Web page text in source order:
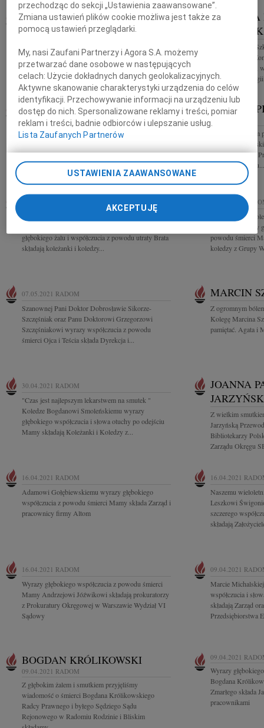
MARIA MĄCZKA 28.05.2021RADOM
Ze smutkiem zawiadamiamy, że w dniu 24 maja 2021
Politechniki Radomskiej, wykładowca języka
angielskiego. Pogrążona w żalu siostra...
SZKUTNIK
Elżbieta Helena
Była kochającą
niespodziewanie,
oddziale
DANIELA BEDNARCZYK
21.05.2021RADOM
Z ogromnym smutkiem i żalem przyjąłem wiadomość
kierownika Wydziału w Radomiu Mazowieckiego
Samorządowego Centrum...
BOŻENA
Z głębokim
Bożeny
Bliskim składają
Pracownicy Sądu...
głębokiego żalu i współczucia z powodu utraty Brata
składają koleżanki i koledzy...
Naszej drogiej
składamy
powodu śmierci
koledzy z Grupy
07.05.2021 RADOM
Szanownej Pani Doktor Dobrosławie Sikorze-
Szczęśniak oraz Panu Doktorowi Grzegorzowi
Szczęśniakowi wyrazy współczucia z powodu
śmierci Ojca i Teścia składa Dyrekcja i...
MARCIN
Z ogromnym
Kolegę Marcina
pamiętać. Agata i
30.04.2021 RADOM
"Czas jest najlepszym lekarstwem na smutek "
Koledze Bogdanowi Smoleńskiemu wyrazy
głębokiego współczucia i słowa otuchy po odejściu
Mamy składają Koleżanki i Koledzy z...
JOANNA
Z wielkim
Jarzyńską
Bibliotekarzy
Zarządu Okręgu
16.04.2021 RADOM
Adamowi Gołębiewskiemu wyrazy głębokiego
współczucia z powodu śmierci Mamy składa Zarząd i
pracownicy firmy Altom
16.04.2021
Naszemu
Leszkowi
szczerego
składają
16.04.2021 RADOM
Wyrazy głębokiego współczucia z powodu śmierci
Mamy Andrzejowi Jóźwikowi składają prokuratorzy
z Prokuratury Okręgowej w Warszawie Wydział VI
Sądowy
09.04.2021
Marcie
współczucia i
składają Zarząd
Przedsiębiorstwa
BOGDAN KRÓLIKOWSKI
09.04.2021 RADOM
Z głębokim żalem i smutkiem przyjęliśmy
wiadomość o śmierci Bogdana Królikowskiego
Radcy Prawnego i byłego Sędziego Sądu
Rejonowego w Radomiu Rodzinie i Bliskim
09.04.2021
Wyrazy
Bogdana
Zmarłego składa
pracownikami
przechodząc do sekcji „Ustawienia zaawansowane”.
Zmiana ustawień plików cookie możliwa jest także za
pomocą ustawień przeglądarki.
My, nasi Zaufani Partnerzy i Agora S.A. możemy
przetwarzać dane osobowe w następujących
celach:Użycie dokładnych danych geolokalizacyjnych.
Aktywne skanowanie charakterystyki urządzenia do celów
identyfikacji. Przechowywanie informacji na urządzeniu lub
dostęp do nich. Spersonalizowane reklamy i treści, pomiar
reklam i treści, badnie odbiorców i ulepszanie usług.
Lista Zaufanych Partnerów
USTAWIENIA ZAAWANSOWANE
AKCEPTUJĘ